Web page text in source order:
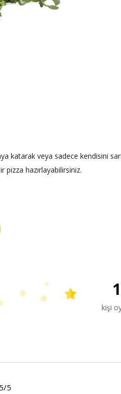
katarak veya sadece kendisini
pizza hazırlayabilirsiniz.
kişi
5/5